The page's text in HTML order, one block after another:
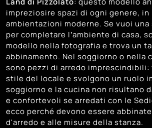
impreziosire spazi di ogni genere,
ambientazioni moderne. Se vuoi
per completare l’ambiente di casa,
modello nella fotografia e trova un
abbinamento. Nel soggiorno o nella
sono pezzi di arredo imprescindibili:
stile del locale e svolgono un ruolo
soggiorno e la cucina non risultano
e confortevoli se arredati con le
ecco perché devono essere
d'arredo e alle misure della stanza.